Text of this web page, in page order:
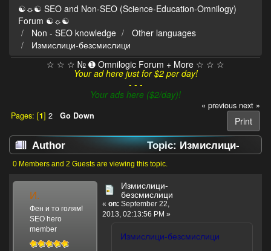
☯☼☯ SEO and Non-SEO (Science-Education-Omnilogy)
Forum ☯☼☯
Non - SEO knowledge
Other languages
Измислици-безсмислици
☆ ☆ ☆ № ➊ Omnilogic Forum + More ☆ ☆ ☆
Your ad here just for $2 per day!
- - -
Your ads here ($2/day)!
« previous next »
Print
Pages: [1] 2 Go Down
Author
Topic: Измислици-
безсмислици (Read 14416 times)
0 Members and 2 Guests are viewing this topic.
И.
Фен и то голям!
SEO hero
member
Измислици-
безсмислици
« on: September 22,
2013, 02:13:56 PM »
Измислици-безсмислици